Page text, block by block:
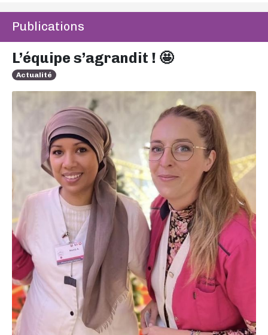
Publications
L’équipe s’agrandit ! 🤩
Actualité